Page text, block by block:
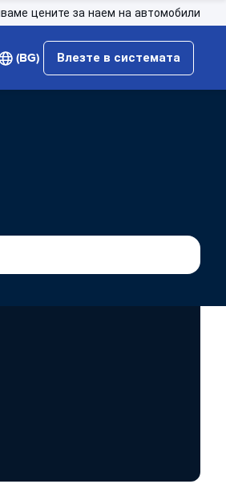
цените за наем на автомобили
(BG) Влезте в системата